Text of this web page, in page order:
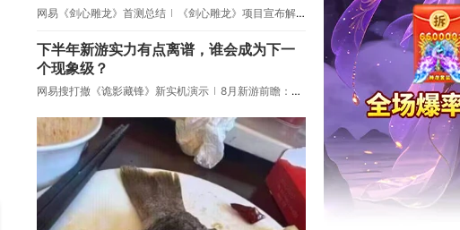
网易《剑心雕龙》首测总结 《剑心雕龙》项目宣布解散
下半年新游实力有点离谱，谁会成为下一
个现象级？
网易搜打撤《诡影藏锋》新实机演示 8月新游前瞻：《诡秘之主》领衔